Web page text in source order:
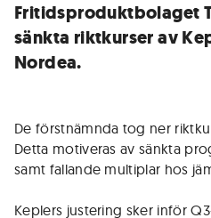
Fritidsproduktbolaget
sänkta riktkurser av
Nordea.
De förstnämnda tog ner
Detta motiveras av sänkta
samt fallande multiplar hos
Keplers justering sker inför